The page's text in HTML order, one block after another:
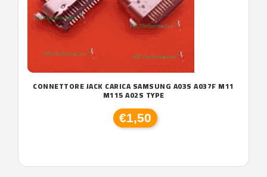
CONNETTORE JACK CARICA SAMSUNG A03S A037F M11
M115 A02S TYPE
€1,50